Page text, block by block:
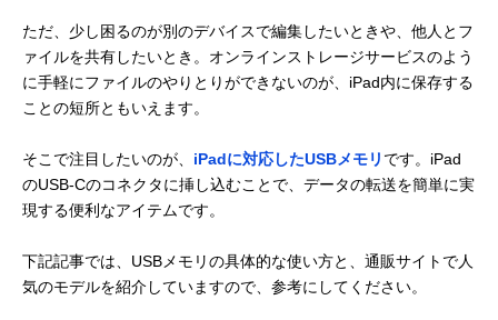
ただ、少し困るのが別のデバイスで編集したいときや、他人とフ
ァイルを共有したいとき。オンラインストレージサービスのよう
に手軽にファイルのやりとりができないのが、iPad内に保存する
ことの短所ともいえます。
そこで注目したいのが、 iPadに対応したUSBメモリ です。iPad
のUSB-Cのコネクタに挿し込むことで、データの転送を簡単に実
現する便利なアイテムです。
下記記事では、USBメモリの具体的な使い方と、通販サイトで人
気のモデルを紹介していますので、参考にしてください。